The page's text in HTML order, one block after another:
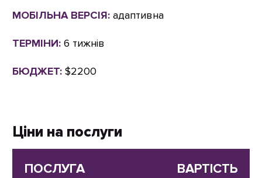
МОБІЛЬНА ВЕРСІЯ: адаптивна
ТЕРМІНИ: 6 тижнів
БЮДЖЕТ: $2200
Ціни на послуги
ПОСЛУГА ВАРТІСТЬ